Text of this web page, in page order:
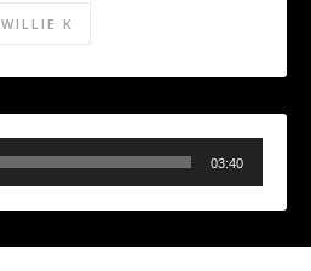
WILLIE K
03:40